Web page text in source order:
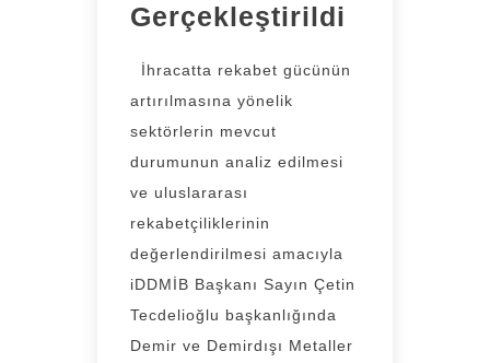
Gerçekleştirildi
İhracatta rekabet gücünün
artırılmasına yönelik
sektörlerin mevcut
durumunun analiz edilmesi
ve uluslararası
rekabetçiliklerinin
değerlendirilmesi amacıyla
iDDMİB Başkanı Sayın Çetin
Tecdelioğlu başkanlığında
Demir ve Demirdışı Metaller